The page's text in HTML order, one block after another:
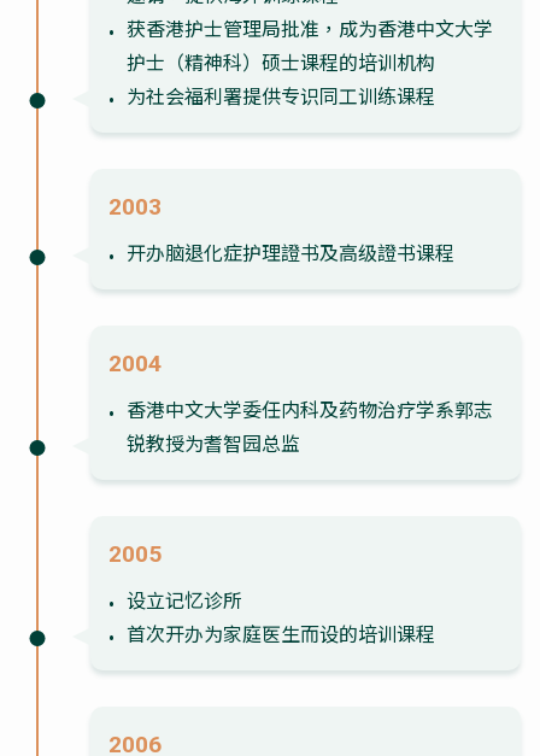
获香港护士管理局批准，成为香港中文大学
护士（精神科）硕士课程的培训机构
为社会福利署提供专识同工训练课程
2003
开办脑退化症护理證书及高级證书课程
2004
香港中文大学委任内科及药物治疗学系郭志
锐教授为耆智园总监
2005
设立记忆诊所
首次开办为家庭医生而设的培训课程
2006